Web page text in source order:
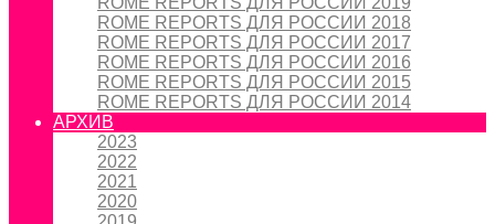
ROME REPORTS ДЛЯ РОССИИ 2018
ROME REPORTS ДЛЯ РОССИИ 2017
ROME REPORTS ДЛЯ РОССИИ 2016
ROME REPORTS ДЛЯ РОССИИ 2015
ROME REPORTS ДЛЯ РОССИИ 2014
АРХИВ
2023
2022
2021
2020